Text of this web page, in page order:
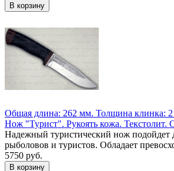
Общая длина: 262 мм. Толщина клинка:
Нож "Турист". Рукоять кожа. Текстолит.
Надежный туристический нож подойдет
рыболовов и туристов. Обладает
5750 руб.